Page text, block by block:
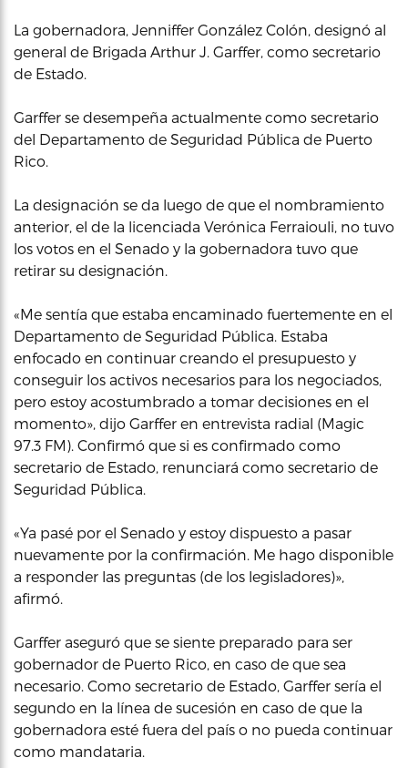
La gobernadora, Jenniffer González Colón, designó al
general de Brigada Arthur J. Garffer, como secretario
de Estado.
Garffer se desempeña actualmente como secretario
del Departamento de Seguridad Pública de Puerto
Rico.
La designación se da luego de que el nombramiento
anterior, el de la licenciada Verónica Ferraiouli, no tuvo
los votos en el Senado y la gobernadora tuvo que
retirar su designación.
«Me sentía que estaba encaminado fuertemente en el
Departamento de Seguridad Pública. Estaba
enfocado en continuar creando el presupuesto y
conseguir los activos necesarios para los negociados,
pero estoy acostumbrado a tomar decisiones en el
momento», dijo Garffer en entrevista radial (Magic
97.3 FM). Confirmó que si es confirmado como
secretario de Estado, renunciará como secretario de
Seguridad Pública.
«Ya pasé por el Senado y estoy dispuesto a pasar
nuevamente por la confirmación. Me hago disponible
a responder las preguntas (de los legisladores)»,
afirmó.
Garffer aseguró que se siente preparado para ser
gobernador de Puerto Rico, en caso de que sea
necesario. Como secretario de Estado, Garffer sería el
segundo en la línea de sucesión en caso de que la
gobernadora esté fuera del país o no pueda continuar
como mandataria.